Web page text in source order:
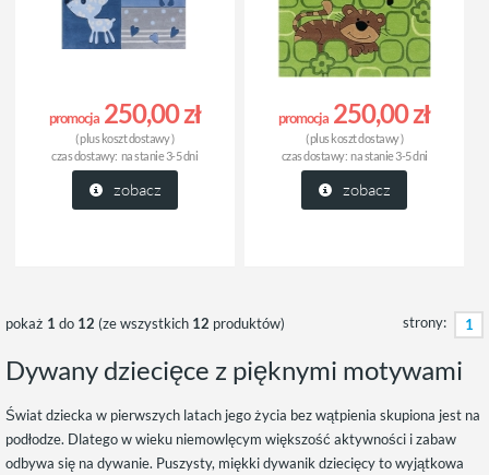
promocja250,00 zł
( plus koszt dostawy)
czas dostawy: na stanie 3-5 dni
zobacz
promocja 250,00 zł
( plus koszt dostawy)
czas dostawy:na stanie 3-5 dni
zobacz
pokaż 1 do 12 (ze wszystkich 12 produktów) strony: 1
Dywany dziecięce z pięknymi motywami
Świat dziecka w pierwszych latach jego życia bez wątpienia skupiona jest na
podłodze. Dlatego w wieku niemowlęcym większość aktywności i zabaw
odbywa się na dywanie. Puszysty, miękki dywanik dziecięcy to wyjątkowa